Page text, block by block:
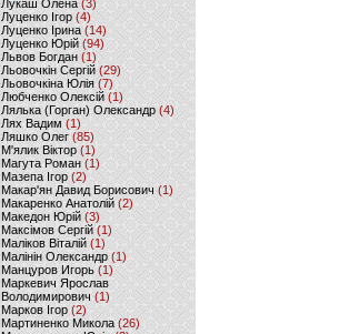
Лукаш Олена (3)
Луценко Ігор (4)
Луценко Ірина (14)
Луценко Юрій (94)
Львов Богдан (1)
Льовочкін Сергій (29)
Льовочкіна Юлія(7)
Любченко Олексій(1)
Лялька (Горган) Олександр(4)
Лях Вадим (1)
Ляшко Олег (85)
М'ялик Віктор(1)
Магута Роман(1)
Мазепа Ігор (2)
Макар'ян Давид Борисович(1)
Макаренко Анатолій (2)
Македон Юрій(3)
Максімов Сергій (1)
Маліков Віталій (1)
Малінін Олександр (1)
Манцуров Игорь (1)
Маркевич Ярослав
Володимирович (1)
Марков Ігор (2)
Мартиненко Микола (26)